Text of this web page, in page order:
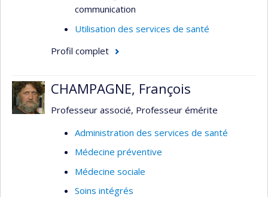
communication
Utilisation des services de santé
Profil complet
CHAMPAGNE, François
Professeur associé, Professeur émérite
Administration des services de santé
Médecine préventive
Médecine sociale
Soins intégrés